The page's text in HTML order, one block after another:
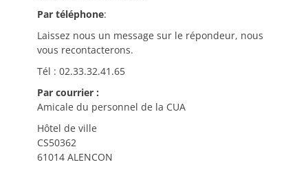
Par téléphone:
Laissez nous un message sur le répondeur, nous
vous recontacterons.
Tél : 02.33.32.41.65
Par courrier :
Amicale du personnel de la CUA
Hôtel de ville
CS50362
61014 ALENCON